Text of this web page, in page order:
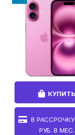
КУПИТЬ
В
РУБ. В МЕС.